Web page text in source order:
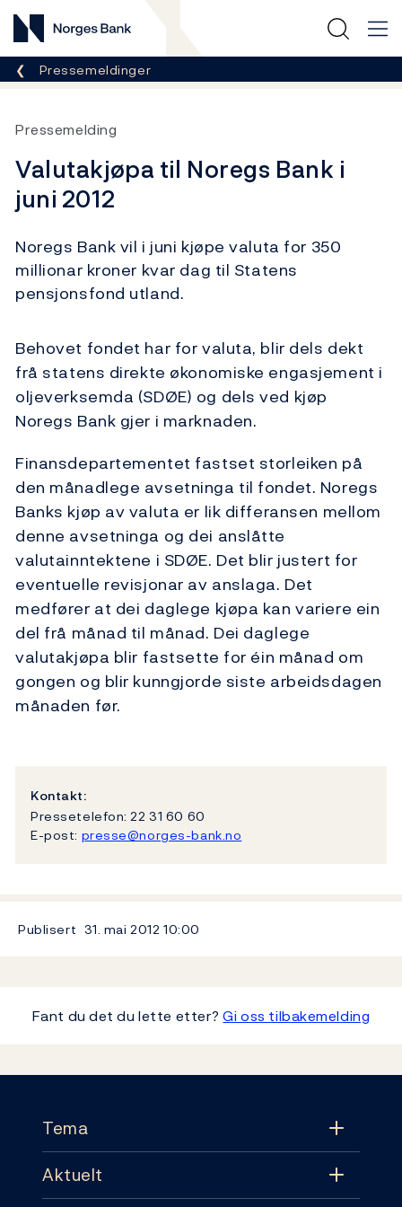
Norges Bank
Her er du nå:
Pressemeldinger
Pressemelding
Valutakjøpa til Noregs Bank i
juni 2012
Noregs Bank vil i juni kjøpe valuta for 350
millionar kroner kvar dag til Statens
pensjonsfond utland.
Behovet fondet har for valuta, blir dels dekt
frå statens direkte økonomiske engasjement i
oljeverksemda (SDØE) og dels ved kjøp
Noregs Bank gjer i marknaden.
Finansdepartementet fastset storleiken på
den månadlege avsetninga til fondet. Noregs
Banks kjøp av valuta er lik differansen mellom
denne avsetninga og dei anslåtte
valutainntektene i SDØE. Det blir justert for
eventuelle revisjonar av anslaga. Det
medfører at dei daglege kjøpa kan variere ein
del frå månad til månad. Dei daglege
valutakjøpa blir fastsette for éin månad om
gongen og blir kunngjorde siste arbeidsdagen
månaden før.
Kontakt:
Pressetelefon: 22 31 60 60
E-post: presse@norges-bank.no
Publisert 31. mai 2012 10:00
Fant du det du lette etter?Gi oss tilbakemelding
Tema
Tema
Aktuelt